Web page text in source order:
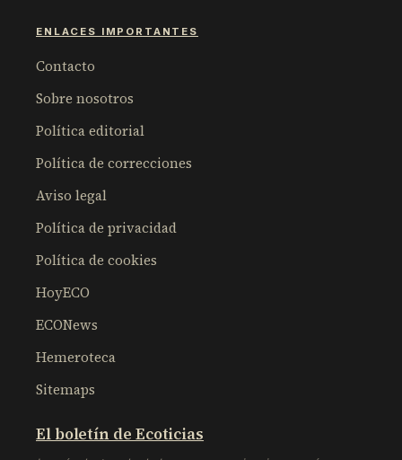
ENLACES IMPORTANTES
Contacto
Sobre nosotros
Política editorial
Política de correcciones
Aviso legal
Política de privacidad
Política de cookies
HoyECO
ECONews
Hemeroteca
Sitemaps
El boletín de Ecoticias